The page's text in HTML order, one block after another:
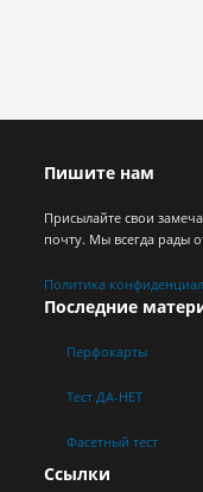
Пишите нам
Присылайте свои
почту. Мы всегда рады
Политика
Последние
Перфокарты
Тест ДА-НЕТ
Фасетный тест
Ссылки